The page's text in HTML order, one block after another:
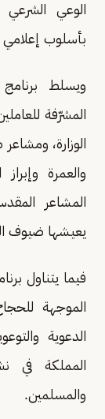
الوعي
بأسلوب
ويسلط
المشرّفة
الوزارة،
والعمرة
المشاعر
يعيشها ضيوف
فيما يتناول
الموجهة
الدعوية
المملكة في
والمسلمين.